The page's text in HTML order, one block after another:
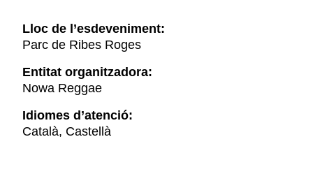
Lloc de l’esdeveniment:
Parc de Ribes Roges
Entitat organitzadora:
Nowa Reggae
Idiomes d’atenció:
Català, Castellà